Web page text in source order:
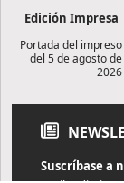
Edición Impresa
Portada del impreso
del 5 de agosto de
2026
Suscríbase a